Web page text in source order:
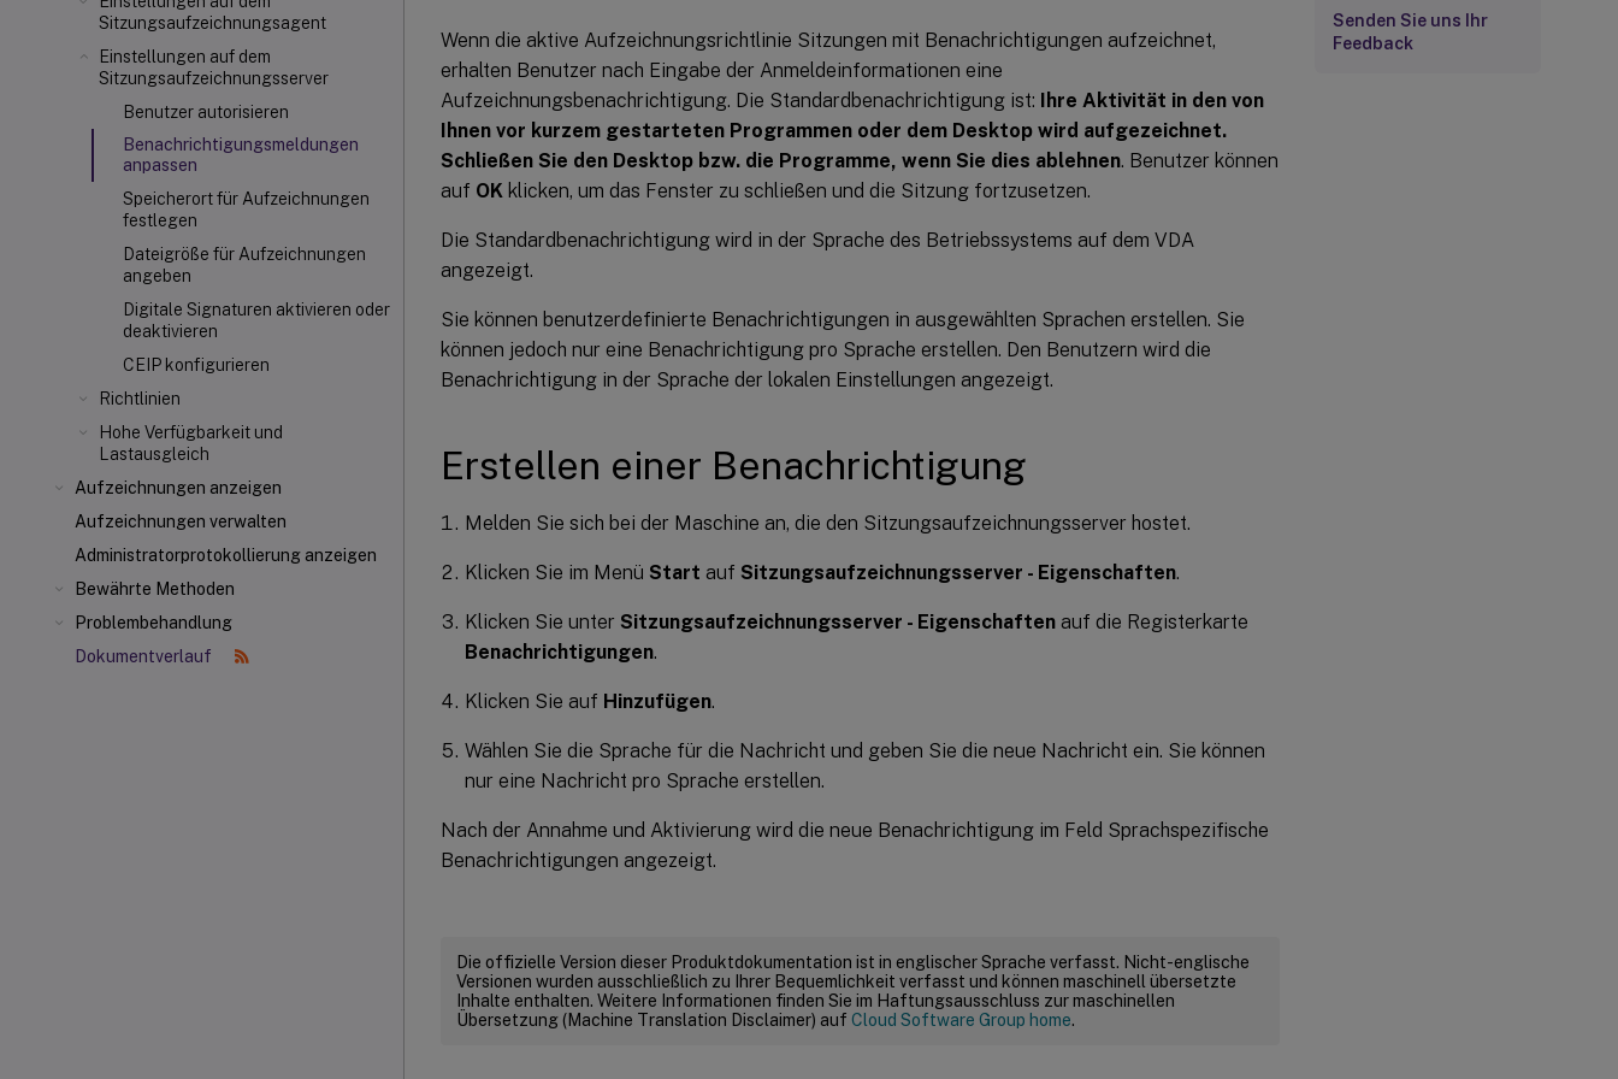
Sitzungsaufzeichnungsagent
Einstellungen auf dem
Sitzungsaufzeichnungsserver
Benutzer autorisieren
Benachrichtigungsmeldungen
anpassen
Speicherort für Aufzeichnungen
festlegen
Dateigröße für Aufzeichnungen
angeben
Digitale Signaturen aktivieren oder
deaktivieren
CEIP konfigurieren
Richtlinien
Hohe Verfügbarkeit und
Lastausgleich
Aufzeichnungen anzeigen
Aufzeichnungen verwalten
Administratorprotokollierung anzeigen
Bewährte Methoden
Problembehandlung
Dokumentverlauf
Wenn die aktive Aufzeichnungsrichtlinie Sitzungen mit Benachrichtigungen aufzeichnet,
erhalten Benutzer nach Eingabe der Anmeldeinformationen eine
Aufzeichnungsbenachrichtigung. Die Standardbenachrichtigung ist: Ihre Aktivität in den von
Ihnen vor kurzem gestarteten Programmen oder dem Desktop wird aufgezeichnet.
Schließen Sie den Desktop bzw. die Programme, wenn Sie dies ablehnen. Benutzer können
auf OK klicken, um das Fenster zu schließen und die Sitzung fortzusetzen.
Die Standardbenachrichtigung wird in der Sprache des Betriebssystems auf dem VDA
angezeigt.
Sie können benutzerdefinierte Benachrichtigungen in ausgewählten Sprachen erstellen. Sie
können jedoch nur eine Benachrichtigung pro Sprache erstellen. Den Benutzern wird die
Benachrichtigung in der Sprache der lokalen Einstellungen angezeigt.
Erstellen einer Benachrichtigung
Melden Sie sich bei der Maschine an, die den Sitzungsaufzeichnungsserver hostet.
Klicken Sie im Menü Start auf Sitzungsaufzeichnungsserver - Eigenschaften.
Klicken Sie unter Sitzungsaufzeichnungsserver - Eigenschaften auf die Registerkarte
Benachrichtigungen.
Klicken Sie auf Hinzufügen.
Wählen Sie die Sprache für die Nachricht und geben Sie die neue Nachricht ein. Sie können
nur eine Nachricht pro Sprache erstellen.
Nach der Annahme und Aktivierung wird die neue Benachrichtigung im Feld Sprachspezifische
Benachrichtigungen angezeigt.
Die offizielle Version dieser Produktdokumentation ist in englischer Sprache verfasst. Nicht-englische
Versionen wurden ausschließlich zu Ihrer Bequemlichkeit verfasst und können maschinell übersetzte
Inhalte enthalten. Weitere Informationen finden Sie im Haftungsausschluss zur maschinellen
Übersetzung (Machine Translation Disclaimer) auf Cloud Software Group home.
Senden Sie uns Ihr
Feedback